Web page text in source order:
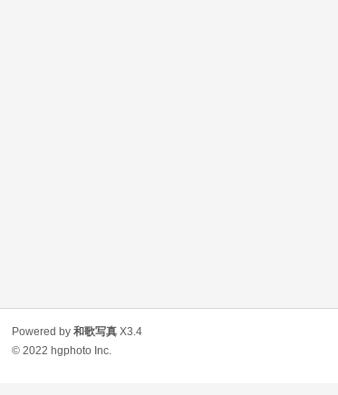
Powered by和歌写真 X3.4
© 2022 hgphoto Inc.